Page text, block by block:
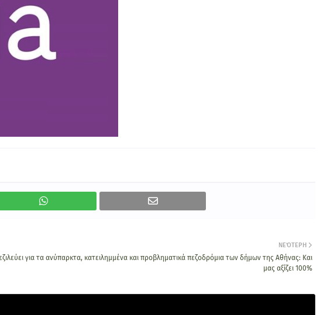
ΝΕΌΤΕΡΗ
για τα ανύπαρκτα, κατειλημμένα και προβληματικά πεζοδρόμια των δήμων της Αθήνας: Και
μας αξίζει 100%